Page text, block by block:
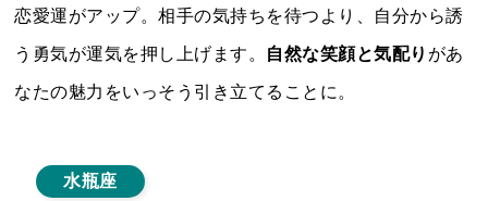
恋愛運がアップ。相手の気持ちを待つより、自分から誘
う勇気が運気を押し上げます。 自然な笑顔と気配り があ
なたの魅力をいっそう引き立てることに。
水瓶座